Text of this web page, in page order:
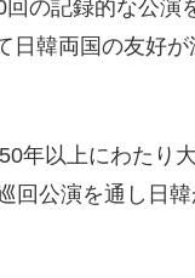
の記録的な公演
日韓両国の友好
年以上にわたり
回公演を通し日